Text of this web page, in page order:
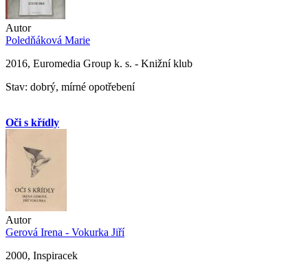
Autor
Poledňáková Marie
2016, Euromedia Group k. s. - Knižní klub
Stav: dobrý, mírné opotřebení
Oči s křídly
Autor
Gerová Irena - Vokurka Jiří
2000, Inspiracek